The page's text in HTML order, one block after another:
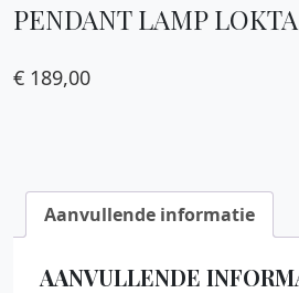
PENDANT LAMP
€ 189,00
Aanvullende informatie
AANVULLENDE